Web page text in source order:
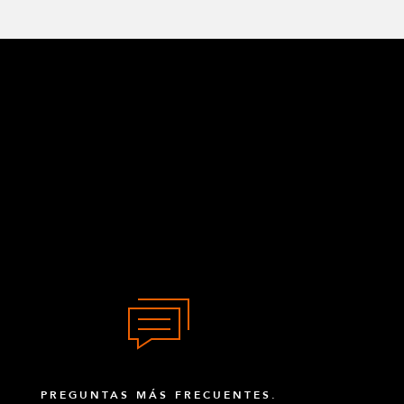
PREGUNTAS MÁS FRECUENTES.